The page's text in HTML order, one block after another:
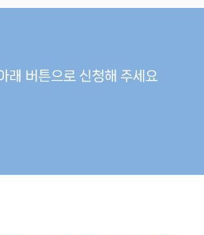
래 버튼으로 신청해 주세요